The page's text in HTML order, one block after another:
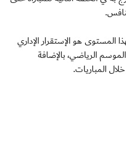
هو الإستقرار الإداري
الرياضي، بالإضافة
المباريات.